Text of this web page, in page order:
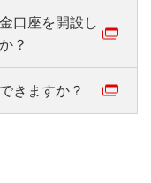
口座を開設し
？
きますか？